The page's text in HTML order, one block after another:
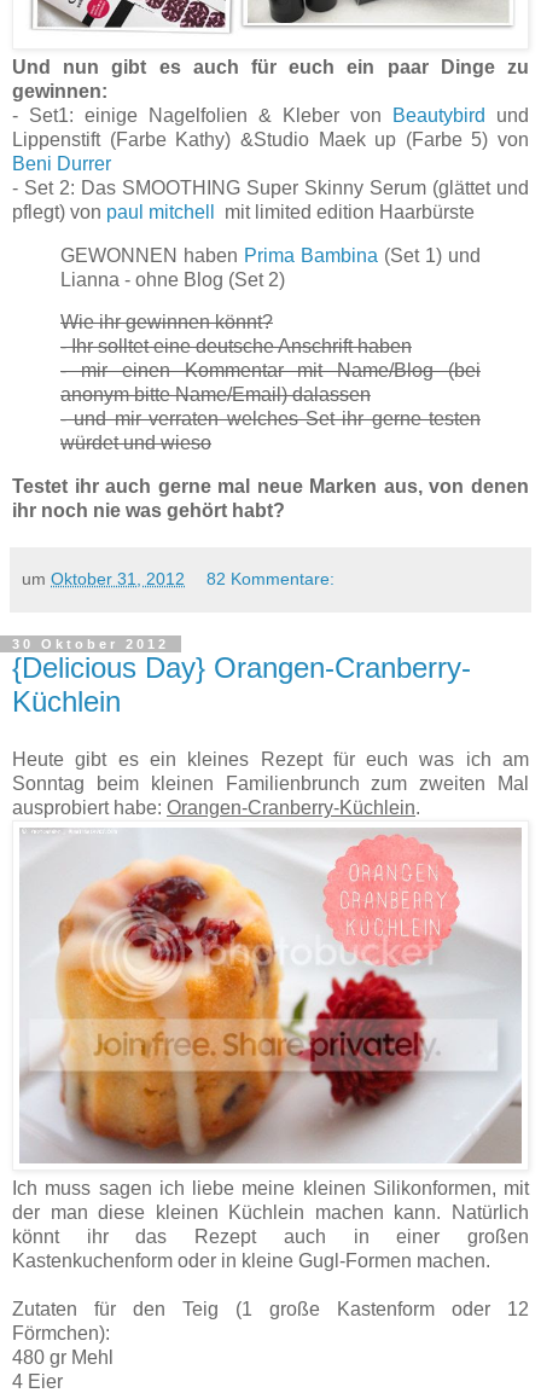
Und nun gibt es auch für euch ein paar Dinge zu
gewinnen:
- Set1: einige Nagelfolien & Kleber von
Beautybird
und
Lippenstift (Farbe Kathy) &Studio Maek up (Farbe 5) von
Beni Durrer
- Set 2: Das SMOOTHING Super Skinny Serum (glättet und
pflegt) von paul mitchell mit limited edition Haarbürste
GEWONNEN haben Prima Bambina (Set 1) und
Lianna - ohne Blog (Set 2)
Wie ihr gewinnen könnt?
- Ihr solltet eine deutsche Anschrift haben
- mir einen Kommentar mit Name/Blog (bei
anonym bitte Name/Email) dalassen
- und mir verraten welches Set ihr gerne testen
würdet und wieso
Testet ihr auch gerne mal neue Marken aus, von denen
ihr noch nie was gehört habt?
um Oktober 31, 2012 82 Kommentare:
30 Oktober 2012
{Delicious Day} Orangen-Cranberry-
Küchlein
Heute gibt es ein kleines Rezept für euch was ich am
Sonntag beim kleinen Familienbrunch zum zweiten Mal
ausprobiert habe: Orangen-Cranberry-Küchlein.
Ich muss sagen ich liebe meine kleinen Silikonformen, mit
der man diese kleinen Küchlein machen kann. Natürlich
könnt ihr das Rezept auch in einer großen
Kastenkuchenform oder in kleine Gugl-Formen machen.
Zutaten für den Teig (1 große Kastenform oder 12
Förmchen):
480 gr Mehl
4 Eier